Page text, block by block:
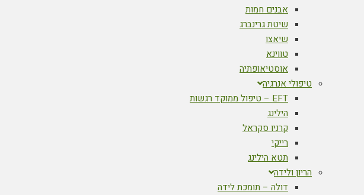
אבנים חמות
שיטת גרינברג
שיאצו
טווינא
אוסטיאופתיה
טיפולי אנרגיה
EFT – טיפול ממוקד רגשות
הילינג
קרניו סקראל
רייקי
תטא הילינג
הריון ולידה
דולה – תומכת לידה